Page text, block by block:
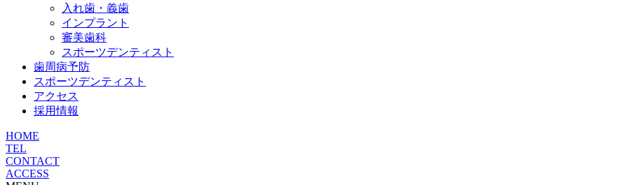
入れ歯・義歯
インプラント
審美歯科
スポーツデンティスト
歯周病予防
スポーツデンティスト
アクセス
採用情報
HOME
TEL
CONTACT
ACCESS